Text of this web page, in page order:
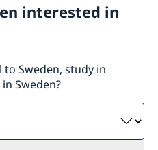
interested in
Sweden, study in
Sweden?